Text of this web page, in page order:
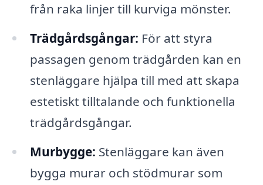
från raka linjer till kurviga mönster.
Trädgårdsgångar: För att styra
passagen genom trädgården kan en
stenläggare hjälpa till med att skapa
estetiskt tilltalande och funktionella
trädgårdsgångar.
Murbygge: Stenläggare kan även
bygga murar och stödmurar som